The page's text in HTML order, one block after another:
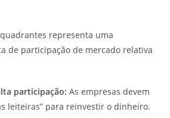
representa uma
de participação de mercado relativa
participação: As empresas devem
leiteiras” para reinvestir o dinheiro.